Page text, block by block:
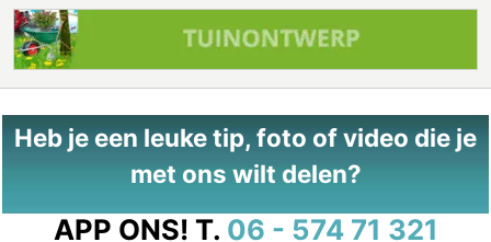
Heb je een leuke tip, foto of video die je
met ons wilt delen?
APP ONS! T. 06 - 574 71 321